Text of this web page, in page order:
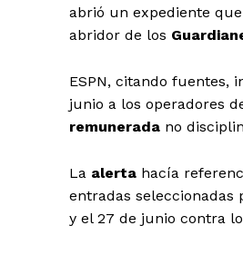
abrió un expediente
abridor de los
ESPN, citando fuentes,
junio a los operadores
remunerada no
La alerta hacía
entradas seleccionadas
y el 27 de junio contra